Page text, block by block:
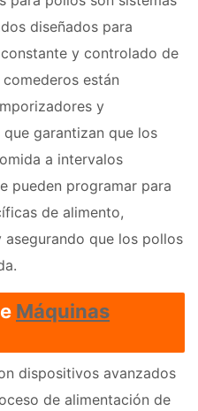
diseñados para
y controlado de
están
y
garantizan que los
a intervalos
pueden programar para
de alimento,
que los pollos
Máquinas
dispositivos avanzados
de alimentación de